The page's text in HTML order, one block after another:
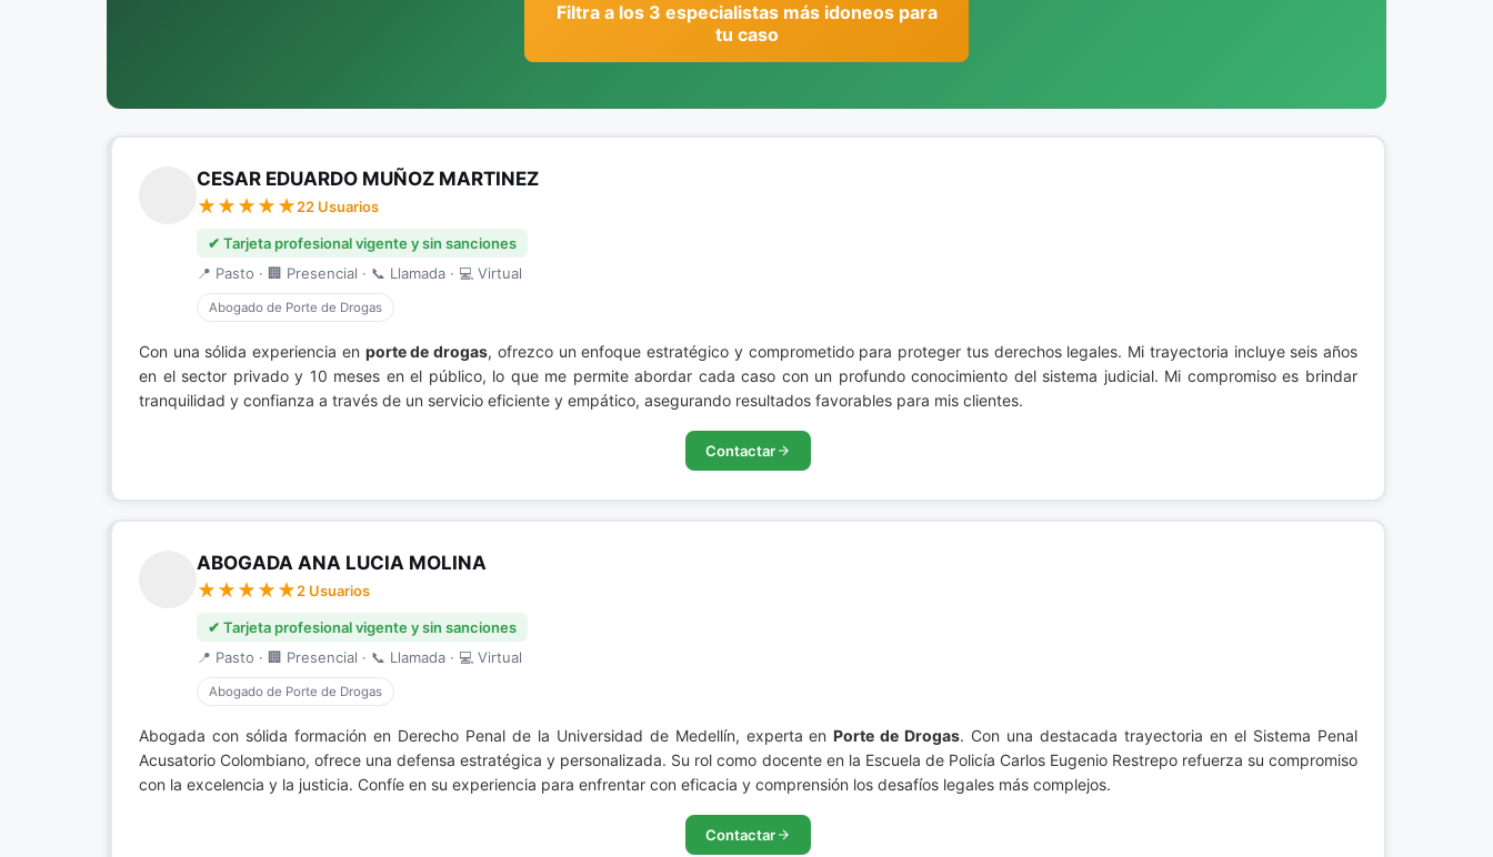
Filtra a los 3 especialistas más idoneos para
tu caso
CESAR EDUARDO MUÑOZ MARTINEZ
22 Usuarios
✔ Tarjeta profesional vigente y sin sanciones
📍 Pasto · 🏢 Presencial · 📞 Llamada · 💻 Virtual
Abogado de Porte de Drogas
Con una sólida experiencia en porte de drogas, ofrezco un enfoque estratégico y comprometido para proteger tus derechos legales. Mi trayectoria incluye seis años
en el sector privado y 10 meses en el público, lo que me permite abordar cada caso con un profundo conocimiento del sistema judicial. Mi compromiso es brindar
tranquilidad y confianza a través de un servicio eficiente y empático, asegurando resultados favorables para mis clientes.
Contactar
ABOGADA ANA LUCIA MOLINA
2 Usuarios
✔ Tarjeta profesional vigente y sin sanciones
📍 Pasto · 🏢 Presencial · 📞 Llamada · 💻 Virtual
Abogado de Porte de Drogas
Abogada con sólida formación en Derecho Penal de la Universidad de Medellín, experta enPorte de Drogas. Con una destacada trayectoria en el Sistema Penal
Acusatorio Colombiano, ofrece una defensa estratégica y personalizada. Su rol como docente en la Escuela de Policía Carlos Eugenio Restrepo refuerza su compromiso
con la excelencia y la justicia. Confíe en su experiencia para enfrentar con eficacia y comprensión los desafíos legales más complejos.
Contactar